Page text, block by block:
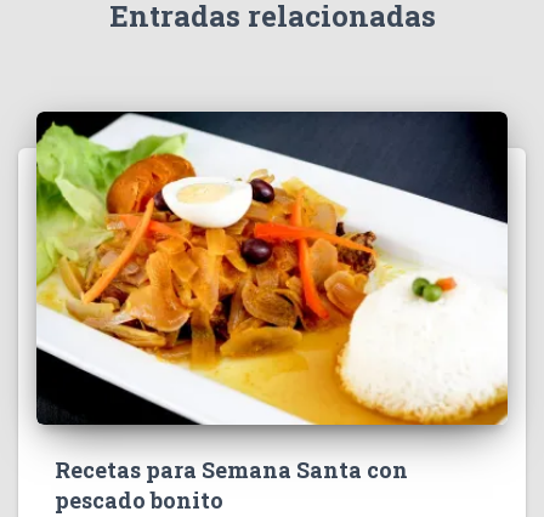
Entradas relacionadas
Recetas para Semana Santa con
pescado bonito